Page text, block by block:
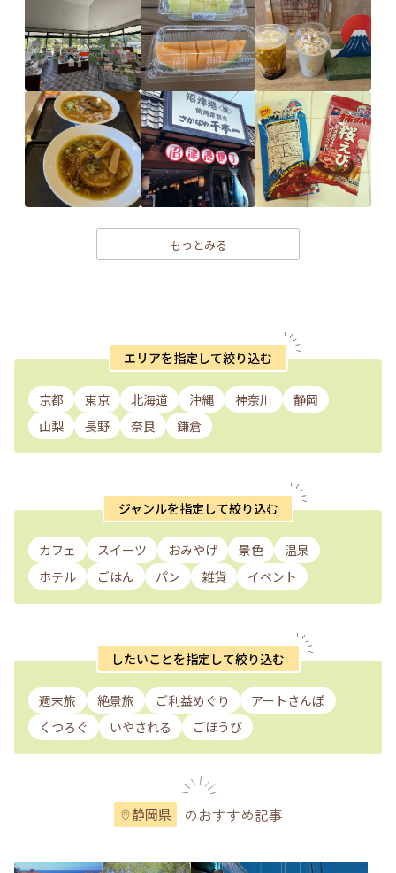
もっとみる
エリアを指定して絞り込む
京都 東京 北海道 沖縄 神奈川
静岡
山梨
長野 奈良 鎌倉
ジャンルを指定して絞り込む
カフェ スイーツ おみやげ 景色
温泉
ホテル
ごはん パン 雑貨 イベント
したいことを指定して絞り込む
週末旅 絶景旅 ご利益めぐり
アートさんぽ
くつろぐ
いやされる ごほうび
静岡県 のおすすめ記事